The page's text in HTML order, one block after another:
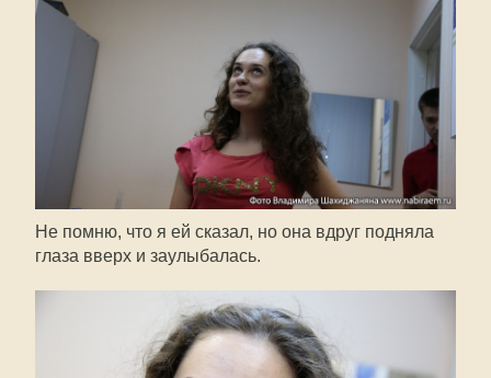
Не помню, что я ей сказал, но она вдруг подняла
глаза вверх и заулыбалась.